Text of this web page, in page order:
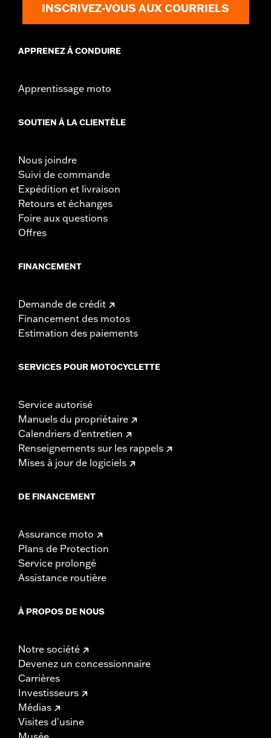
INSCRIVEZ-VOUS AUX COURRIELS
APPRENEZ À CONDUIRE
Apprentissage moto
SOUTIEN À LA CLIENTÈLE
Nous joindre
Suivi de commande
Expédition et livraison
Retours et échanges
Foire aux questions
Offres
FINANCEMENT
Demande de crédit
Financement des motos
Estimation des paiements
SERVICES POUR MOTOCYCLETTE
Service autorisé
Manuels du propriétaire
Calendriers d'entretien
Renseignements sur les rappels
Mises à jour de logiciels
DE FINANCEMENT
Assurance moto
Plans de Protection
Service prolongé
Assistance routière
À PROPOS DE NOUS
Notre société
Devenez un concessionnaire
Carrières
Investisseurs
Médias
Visites d'usine